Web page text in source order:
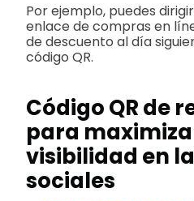
Por ejemplo, puedes
enlace de compras en
de descuento al día
código QR.
Código QR de
para
visibilidad en
sociales